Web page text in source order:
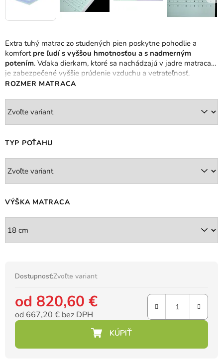
Extra tuhý matrac zo studených pien poskytne pohodlie a
komfort pre ľudí s vyššou hmotnosťou a s nadmerným
potením. Vďaka dierkam, ktoré sa nachádzajú v jadre matraca
je zabezpečené vyššie prúdenie vzduchu a vetrateľnosť.
ROZMER MATRACA
TYP POŤAHU
VÝŠKA MATRACA
Dostupnosť:Zvoľte variant
od 820,60 €
od 667,20 € bez DPH